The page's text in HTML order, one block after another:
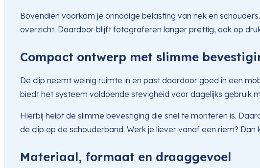
Bovendien voorkom je onnodige belasting van nek en
overzicht. Daardoor blijft fotograferen langer prettig, ook op
Compact ontwerp met slimme
De clip neemt weinig ruimte in en past daardoor goed in een
biedt het systeem voldoende stevigheid voor dagelijks gebruik
Hierbij helpt de slimme bevestiging die snel te monteren is.
de clip op de schouderband. Werk je liever vanaf een riem?
Materiaal, formaat en draaggevoel